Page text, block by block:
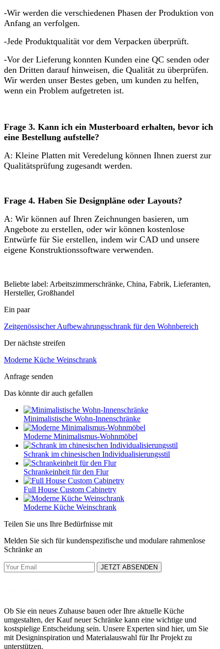
-Wir werden die verschiedenen Phasen der Produktion von
Anfang an verfolgen.
-Jede Produktqualität vor dem Verpacken überprüft.
-Vor der Lieferung konnten Kunden eine QC senden oder
den Dritten darauf hinweisen, die Qualität zu überprüfen.
Wir werden unser Bestes geben, um kunden zu helfen,
wenn ein Problem aufgetreten ist.
Frage 3. Kann ich ein Musterboard erhalten, bevor ich
eine Bestellung aufstelle?
A: Kleine Platten mit Veredelung können Ihnen zuerst zur
Qualitätsprüfung zugesandt werden.
Frage 4. Haben Sie Designpläne oder Layouts?
A: Wir können auf Ihren Zeichnungen basieren, um
Angebote zu erstellen, oder wir können kostenlose
Entwürfe für Sie erstellen, indem wir CAD und unsere
eigene Konstruktionssoftware verwenden.
Beliebte label: Arbeitszimmerschränke, China, Fabrik, Lieferanten,
Hersteller, Großhandel
Ein paar
Zeitgenössischer Aufbewahrungsschrank für den Wohnbereich
Der nächste streifen
Moderne Küche Weinschrank
Anfrage senden
Das könnte dir auch gefallen
Minimalistische Wohn-Innenschränke
Moderne Minimalismus-Wohnmöbel
Schrank im chinesischen Individualisierungsstil
Schrankeinheit für den Flur
Full House Custom Cabinetry
Moderne Küche Weinschrank
Teilen Sie uns Ihre Bedürfnisse mit
Melden Sie sich für kundenspezifische und modulare rahmenlose
Schränke an
JETZT ABSENDEN
Ob Sie ein neues Zuhause bauen oder Ihre aktuelle Küche
umgestalten, der Kauf neuer Schränke kann eine wichtige und
kostspielige Entscheidung sein. Unsere Experten sind hier, um Sie
mit Designinspiration und Materialauswahl für Ihr Projekt zu
unterstützen.